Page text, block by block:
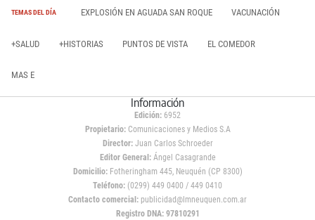
TEMAS DEL DÍA EXPLOSIÓN EN AGUADA SAN ROQUE VACUNACIÓN
+SALUD +HISTORIAS PUNTOS DE VISTA EL COMEDOR
MAS E
Información
Edición: 6952
Propietario:Comunicaciones y Medios S.A
Director: Juan Carlos Schroeder
Editor General:Ángel Casagrande
Domicilio:Fotheringham 445, Neuquén (CP 8300)
Teléfono: (0299) 449 0400 / 449 0410
Contacto comercial: publicidad@lmneuquen.com.ar
Registro DNA: 97810291